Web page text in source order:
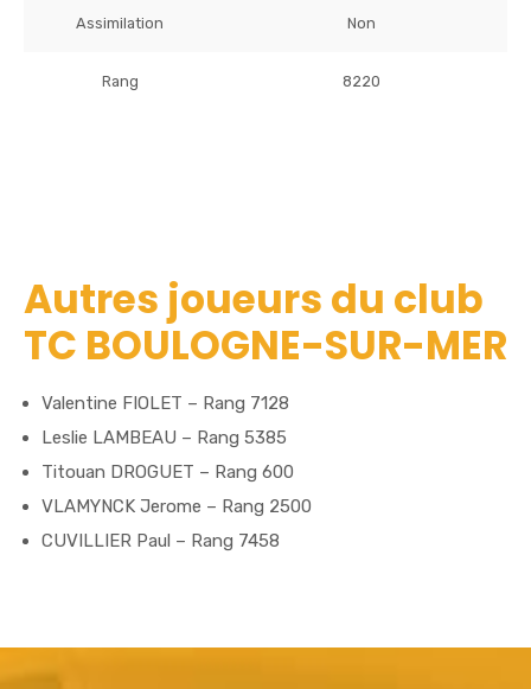
Assimilation Non
Rang 8220
Autres joueurs du club
TC BOULOGNE-SUR-MER
Valentine FIOLET – Rang 7128
Leslie LAMBEAU – Rang 5385
Titouan DROGUET – Rang 600
VLAMYNCK Jerome – Rang 2500
CUVILLIER Paul – Rang 7458